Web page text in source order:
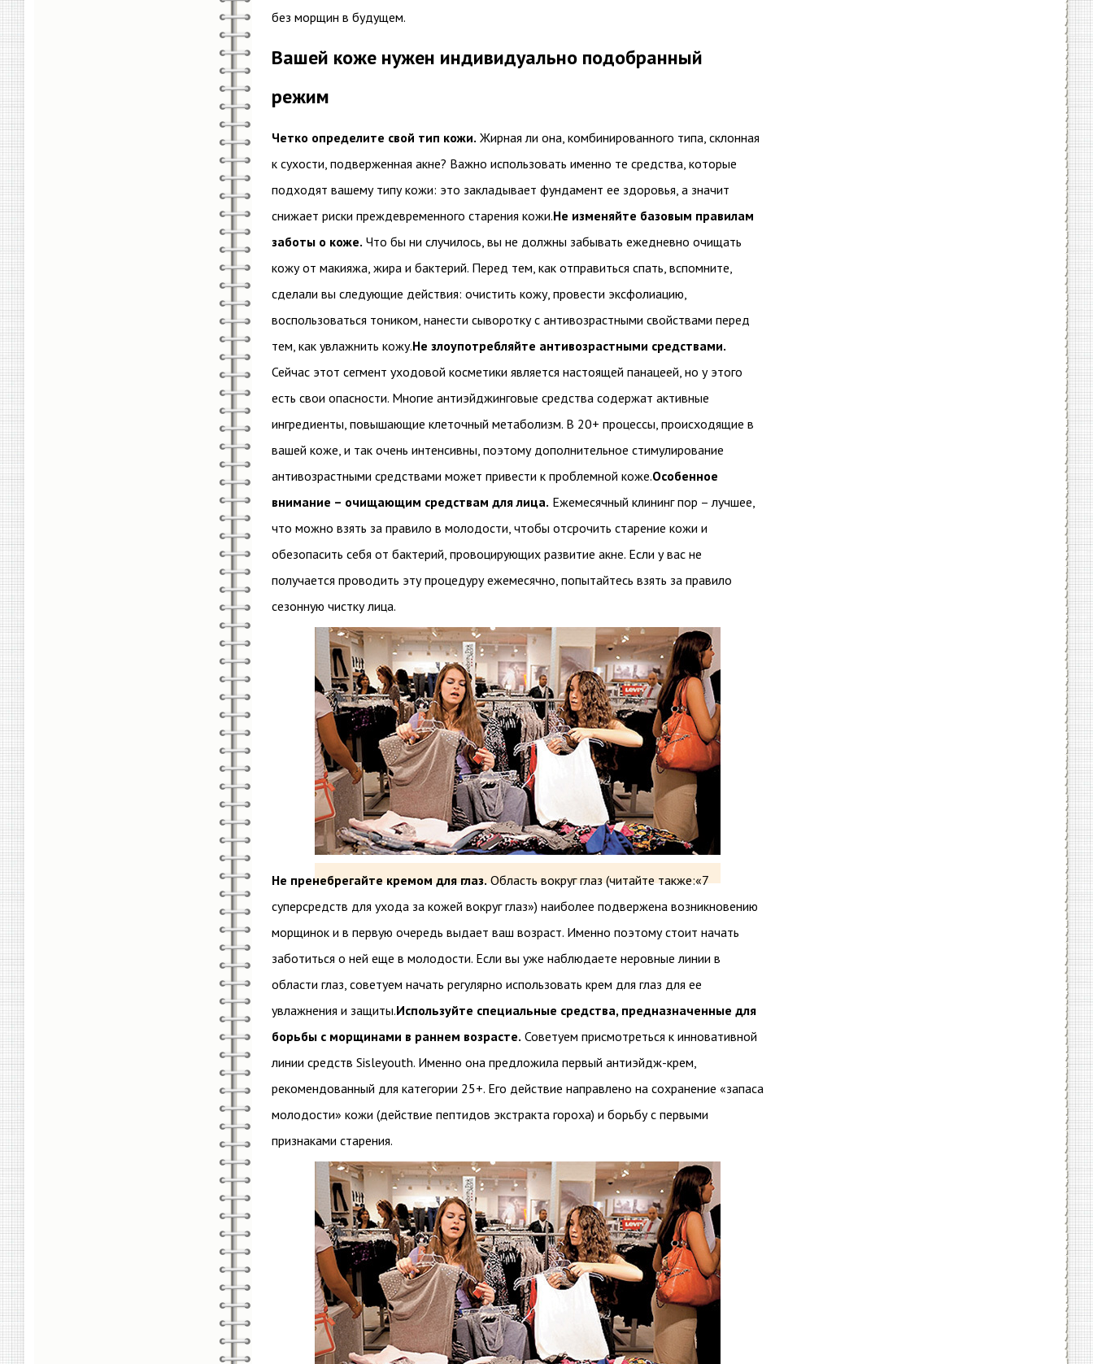
без морщин в будущем.
Вашей коже нужен индивидуально подобранный
режим
Четко определите свой тип кожи. Жирная ли она, комбинированного типа, склонная
к сухости, подверженная акне? Важно использовать именно те средства, которые
подходят вашему типу кожи: это закладывает фундамент ее здоровья, а значит
снижает риски преждевременного старения кожи.Не изменяйте базовым правилам
заботы о коже. Что бы ни случилось, вы не должны забывать ежедневно очищать
кожу от макияжа, жира и бактерий. Перед тем, как отправиться спать, вспомните,
сделали вы следующие действия: очистить кожу, провести эксфолиацию,
воспользоваться тоником, нанести сыворотку с антивозрастными свойствами перед
тем, как увлажнить кожу.Не злоупотребляйте антивозрастными средствами.
Сейчас этот сегмент уходовой косметики является настоящей панацеей, но у этого
есть свои опасности. Многие антиэйджинговые средства содержат активные
ингредиенты, повышающие клеточный метаболизм. В 20+ процессы, происходящие в
вашей коже, и так очень интенсивны, поэтому дополнительное стимулирование
антивозрастными средствами может привести к проблемной коже.Особенное
внимание – очищающим средствам для лица. Ежемесячный клининг пор – лучшее,
что можно взять за правило в молодости, чтобы отсрочить старение кожи и
обезопасить себя от бактерий, провоцирующих развитие акне. Если у вас не
получается проводить эту процедуру ежемесячно, попытайтесь взять за правило
сезонную чистку лица.
Не пренебрегайте кремом для глаз.Область вокруг глаз (читайте также:«7
суперсредств для ухода за кожей вокруг глаз») наиболее подвержена возникновению
морщинок и в первую очередь выдает ваш возраст. Именно поэтому стоит начать
заботиться о ней еще в молодости. Если вы уже наблюдаете неровные линии в
области глаз, советуем начать регулярно использовать крем для глаз для ее
увлажнения и защиты.Используйте специальные средства, предназначенные для
борьбы с морщинами в раннем возрасте. Советуем присмотреться к инновативной
линии средств Sisleyouth. Именно она предложила первый антиэйдж-крем,
рекомендованный для категории 25+. Его действие направлено на сохранение «запаса
молодости» кожи (действие пептидов экстракта гороха) и борьбу с первыми
признаками старения.